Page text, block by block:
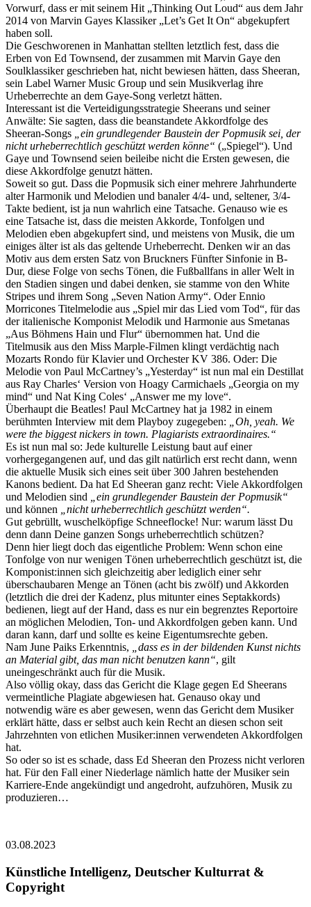
Vorwurf, dass er mit seinem Hit „Thinking Out Loud“ aus dem Jahr
2014 von Marvin Gayes Klassiker „Let’s Get It On“ abgekupfert
haben soll.
Die Geschworenen in Manhattan stellten letztlich fest, dass die
Erben von Ed Townsend, der zusammen mit Marvin Gaye den
Soulklassiker geschrieben hat, nicht bewiesen hätten, dass Sheeran,
sein Label Warner Music Group und sein Musikverlag ihre
Urheberrechte an dem Gaye-Song verletzt hätten.
Interessant ist die Verteidigungsstrategie Sheerans und seiner
Anwälte: Sie sagten, dass die beanstandete Akkordfolge des
Sheeran-Songs
„ein grundlegender Baustein der Popmusik sei, der
nicht urheberrechtlich geschützt werden könne“ („Spiegel“). Und
Gaye und Townsend seien beileibe nicht die Ersten gewesen, die
diese Akkordfolge genutzt hätten.
Soweit so gut. Dass die Popmusik sich einer mehrere Jahrhunderte
alter Harmonik und Melodien und banaler 4/4- und, seltener, 3/4-
Takte bedient, ist ja nun wahrlich eine Tatsache. Genauso wie es
eine Tatsache ist, dass die meisten Akkorde, Tonfolgen und
Melodien eben abgekupfert sind, und meistens von Musik, die um
einiges älter ist als das geltende Urheberrecht. Denken wir an das
Motiv aus dem ersten Satz von Bruckners Fünfter Sinfonie in B-
Dur, diese Folge von sechs Tönen, die Fußballfans in aller Welt in
den Stadien singen und dabei denken, sie stamme von den White
Stripes und ihrem Song „Seven Nation Army“. Oder Ennio
Morricones Titelmelodie aus „Spiel mir das Lied vom Tod“, für das
der italienische Komponist Melodik und Harmonie aus Smetanas
„Aus Böhmens Hain und Flur“ übernommen hat. Und die
Titelmusik aus den Miss Marple-Filmen klingt verdächtig nach
Mozarts Rondo für Klavier und Orchester KV 386. Oder: Die
Melodie von Paul McCartney’s „Yesterday“ ist nun mal ein Destillat
aus Ray Charles‘ Version von Hoagy Carmichaels „Georgia on my
mind“ und Nat King Coles‘ „Answer me my love“.
Überhaupt die Beatles! Paul McCartney hat ja 1982 in einem
berühmten Interview mit dem Playboy zugegeben:
„Oh, yeah. We
were the biggest nickers in town. Plagiarists extraordinaires.“
Es ist nun mal so: Jede kulturelle Leistung baut auf einer
vorhergegangenen auf, und das gilt natürlich erst recht dann, wenn
die aktuelle Musik sich eines seit über 300 Jahren bestehenden
Kanons bedient. Da hat Ed Sheeran ganz recht: Viele Akkordfolgen
und Melodien sind
„ein grundlegender Baustein der Popmusik“
und können
„nicht urheberrechtlich geschützt werden“.
Gut gebrüllt, wuschelköpfige Schneeflocke! Nur: warum lässt Du
denn dann Deine ganzen Songs urheberrechtlich schützen?
Denn hier liegt doch das eigentliche Problem: Wenn schon eine
Tonfolge von nur wenigen Tönen urheberrechtlich geschützt ist, die
Komponist:innen sich gleichzeitig aber lediglich einer sehr
überschaubaren Menge an Tönen (acht bis zwölf) und Akkorden
(letztlich die drei der Kadenz, plus mitunter eines Septakkords)
bedienen, liegt auf der Hand, dass es nur ein begrenztes Reportoire
an möglichen Melodien, Ton- und Akkordfolgen geben kann. Und
daran kann, darf und sollte es keine Eigentumsrechte geben.
Nam June Paiks Erkenntnis,
„dass es in der bildenden Kunst nichts
an Material gibt, das man nicht benutzen kann“, gilt
uneingeschränkt auch für die Musik.
Also völlig okay, dass das Gericht die Klage gegen Ed Sheerans
vermeintliche Plagiate abgewiesen hat. Genauso okay und
notwendig wäre es aber gewesen, wenn das Gericht dem Musiker
erklärt hätte, dass er selbst auch kein Recht an diesen schon seit
Jahrzehnten von etlichen Musiker:innen verwendeten Akkordfolgen
hat.
So oder so ist es schade, dass Ed Sheeran den Prozess nicht verloren
hat. Für den Fall einer Niederlage nämlich hatte der Musiker sein
Karriere-Ende angekündigt und angedroht, aufzuhören, Musik zu
produzieren…
03.08.2023
Künstliche Intelligenz, Deutscher Kulturrat &
Copyright